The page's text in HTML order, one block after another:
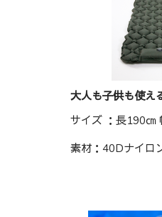
大人も子供も使え
サイズ ：長190㎝
素材：40Dナイロ